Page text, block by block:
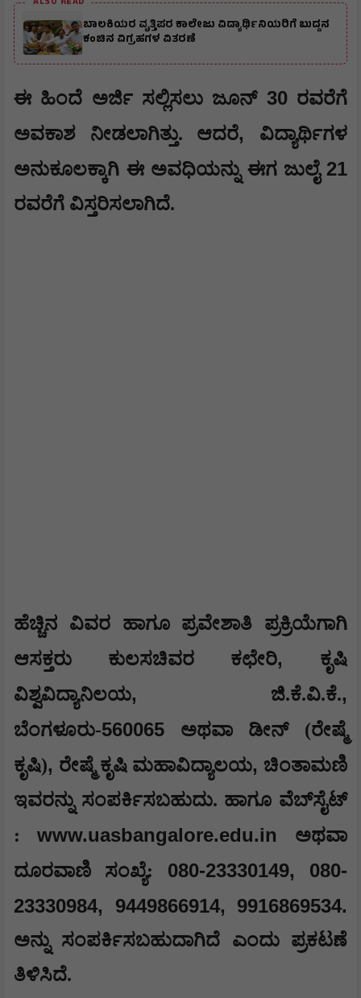
ಬಾಲಕಿಯರ ವೃತ್ತಿಪರ ಕಾಲೇಜು ವಿದ್ಯಾರ್ಥಿನಿಯರಿಗೆ ಬುದ್ದನ
ಕಂಚಿನ ವಿಗ್ರಹಗಳ ವಿತರಣೆ
ಈ ಹಿಂದೆ ಅರ್ಜಿ ಸಲ್ಲಿಸಲು ಜೂನ್ 30ರವರೆಗೆ
ಅವಕಾಶ ನೀಡಲಾಗಿತ್ತು. ಆದರೆ, ವಿದ್ಯಾರ್ಥಿಗಳ
ಅನುಕೂಲಕ್ಕಾಗಿ ಈ ಅವಧಿಯನ್ನು ಈಗ ಜುಲೈ 21
ರವರೆಗೆ ವಿಸ್ತರಿಸಲಾಗಿದೆ.
ಹೆಚ್ಚಿನ ವಿವರ ಹಾಗೂ ಪ್ರವೇಶಾತಿ ಪ್ರಕ್ರಿಯೆಗಾಗಿ
ಆಸಕ್ತರು ಕುಲಸಚಿವರ ಕಛೇರಿ, ಕೃಷಿ
ವಿಶ್ವವಿದ್ಯಾನಿಲಯ, ಜಿ.ಕೆ.ವಿ.ಕೆ.,
ಬೆಂಗಳೂರು-560065 ಅಥವಾ ಡೀನ್ (ರೇಷ್ಮೆ
ಕೃಷಿ), ರೇಷ್ಮೆ ಕೃಷಿ ಮಹಾವಿದ್ಯಾಲಯ, ಚಿಂತಾಮಣಿ
ಇವರನ್ನು ಸಂಪರ್ಕಿಸಬಹುದು. ಹಾಗೂ ವೆಬ್‍ಸೈಟ್
: www.uasbangalore.edu.in ಅಥವಾ
ದೂರವಾಣಿ ಸಂಖ್ಯೆ: 080-23330149, 080-
23330984, 9449866914, 9916869534.
ಅನ್ನು ಸಂಪರ್ಕಿಸಬಹುದಾಗಿದೆ ಎಂದು ಪ್ರಕಟಣೆ
ತಿಳಿಸಿದೆ.